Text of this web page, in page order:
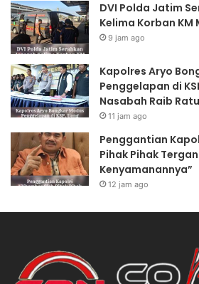
DVI Polda Jatim
Kelima Korban
9 jam ago
Kapolres Aryo
Penggelapan di
Nasabah Raib
11 jam ago
Penggantian
Pihak Pihak
Kenyamanannya”
12 jam ago